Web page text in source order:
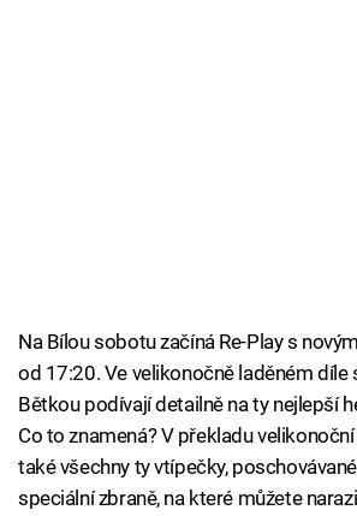
Na Bílou sobotu začíná Re-Play s
od 17:20. Ve velikonočně laděném díle
Bětkou podívají detailně na ty nejlepší
Co to znamená? V překladu
také všechny ty vtípečky,
speciální zbraně, na které můžete